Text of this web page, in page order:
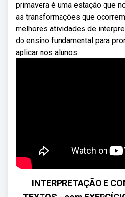
primavera é uma estação que
as transformações que
melhores atividades de
do ensino fundamental para
aplicar nos alunos.
INTERPRETAÇÃO E